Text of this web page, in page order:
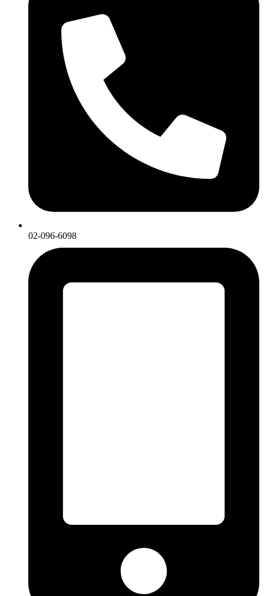
02-096-6098